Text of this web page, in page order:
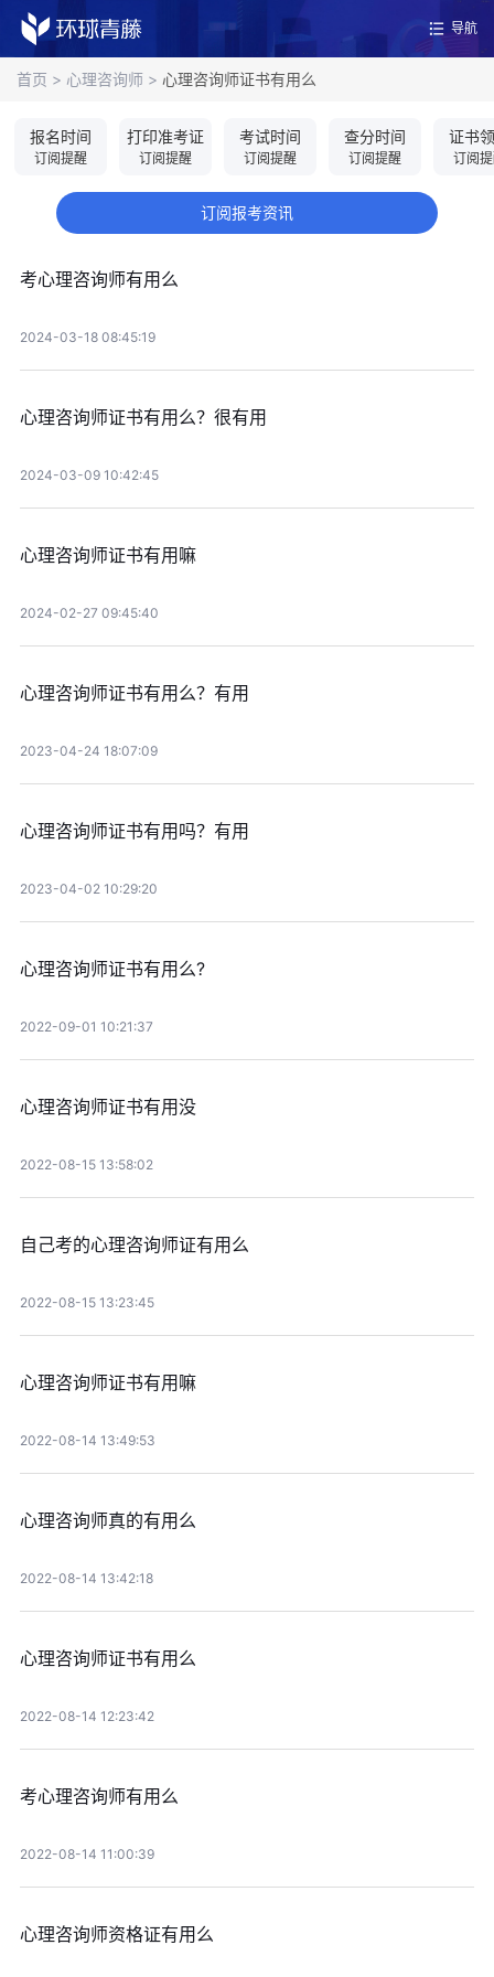
导航
首页 > 心理咨询师 > 心理咨询师证书有用么
报名时间
订阅提醒
打印准考证
订阅提醒
考试时间
订阅提醒
查分时间
订阅提醒
证书
订阅
订阅报考资讯
考心理咨询师有用么
2024-03-18 08:45:19
心理咨询师证书有用么？很有用
2024-03-09 10:42:45
心理咨询师证书有用嘛
2024-02-27 09:45:40
心理咨询师证书有用么？有用
2023-04-24 18:07:09
心理咨询师证书有用吗？有用
2023-04-02 10:29:20
心理咨询师证书有用么?
2022-09-01 10:21:37
心理咨询师证书有用没
2022-08-15 13:58:02
自己考的心理咨询师证有用么
2022-08-15 13:23:45
心理咨询师证书有用嘛
2022-08-14 13:49:53
心理咨询师真的有用么
2022-08-14 13:42:18
心理咨询师证书有用么
2022-08-14 12:23:42
考心理咨询师有用么
2022-08-14 11:00:39
心理咨询师资格证有用么